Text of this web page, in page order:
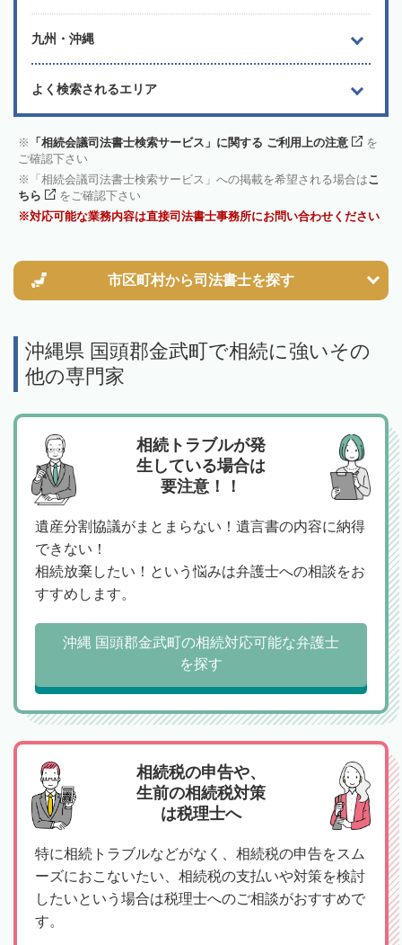
九州・沖縄
よく検索されるエリア
「相続会議司法書士検索サービス」に関する ご利用上の注意
を
ご確認下さい
「相続会議司法書士検索サービス」への掲載を希望される場合はこ
ちら
をご確認下さい
対応可能な業務内容は直接司法書士事務所にお問い合わせください
市区町村から司法書士を探す
沖縄県 国頭郡金武町で相続に強いその
他の専門家
相続トラブルが発
生している場合は
要注意！！
遺産分割協議がまとまらない！遺言書の内容に納得
できない！
相続放棄したい！という悩みは弁護士への相談をお
すすめします。
沖縄 国頭郡金武町の相続対応可能な弁護士
を探す
相続税の申告や、
生前の相続税対策
は税理士へ
特に相続トラブルなどがなく、相続税の申告をスム
ーズにおこないたい、相続税の支払いや対策を検討
したいという場合は税理士へのご相談がおすすめで
す。